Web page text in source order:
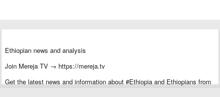
Ethiopian news and analysis
Join Mereja TV → https://mereja.tv
Get the latest news and information about #Ethiopia and Ethiopians from